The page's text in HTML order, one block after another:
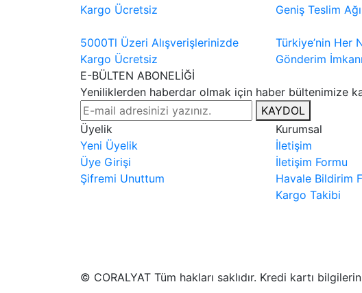
Kargo Ücretsiz
5000Tl Üzeri Alışverişlerinizde
Kargo Ücretsiz
Geniş Teslim Ağı
Türkiye’nin Her
Gönderim İmkanı
E-BÜLTEN ABONELİĞİ
Yeniliklerden haberdar olmak için haber bültenimize
KAYDOL
Üyelik
Yeni Üyelik
Üye Girişi
Şifremi Unuttum
Kurumsal
İletişim
İletişim Formu
Havale Bildirim
Kargo Takibi
© CORALYAT Tüm hakları saklıdır. Kredi kartı